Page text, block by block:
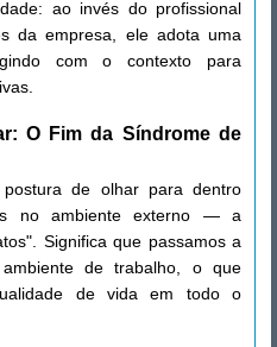
ao invés do profissional
da empresa, ele adota uma
com o contexto para
O Fim da Síndrome de
de olhar para dentro
no ambiente externo — a
Significa que passamos a
de trabalho, o que
de vida em todo o